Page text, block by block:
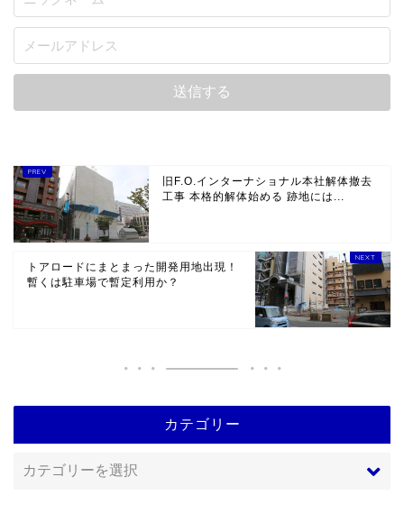
旧F.O.インターナショナル本社解体撤去
工事 本格的解体始める 跡地には...
トアロードにまとまった開発用地出現！
暫くは駐車場で暫定利用か？
カテゴリー